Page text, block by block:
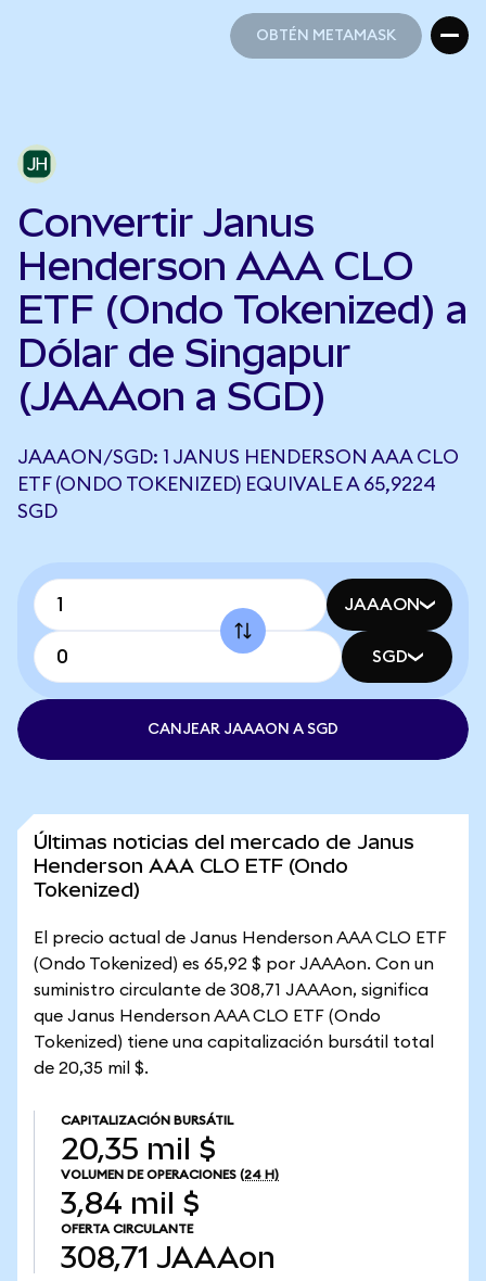
OBTÉN METAMASK
Convertir Janus
Henderson AAA CLO
ETF (Ondo Tokenized) a
Dólar de Singapur
(JAAAon a SGD)
JAAAON/SGD: 1 JANUS HENDERSON AAA CLO
ETF (ONDO TOKENIZED) EQUIVALE A 65,9224
SGD
JAAAON
SGD
CANJEAR JAAAON A SGD
Últimas noticias del mercado de Janus
Henderson AAA CLO ETF (Ondo
Tokenized)
El precio actual de Janus Henderson AAA CLO ETF
(Ondo Tokenized) es 65,92 $ por JAAAon. Con un
suministro circulante de 308,71 JAAAon, significa
que Janus Henderson AAA CLO ETF (Ondo
Tokenized) tiene una capitalización bursátil total
de 20,35 mil $.
CAPITALIZACIÓN BURSÁTIL
20,35 mil $
VOLUMEN DE OPERACIONES (24 H)
3,84 mil $
OFERTA CIRCULANTE
308,71 JAAAon